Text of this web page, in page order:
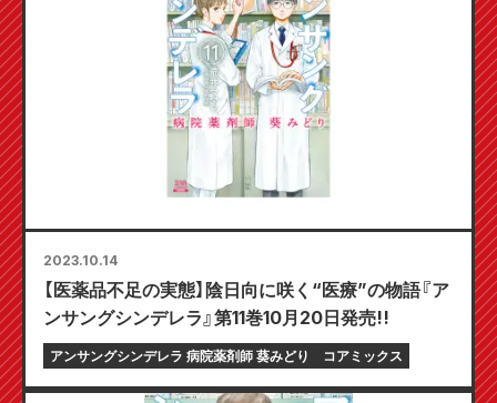
2023.10.14
【医薬品不足の実態】陰日向に咲く“医療”の物語『ア
ンサングシンデレラ』第11巻10月20日発売!!
アンサングシンデレラ 病院薬剤師 葵みどり コアミックス